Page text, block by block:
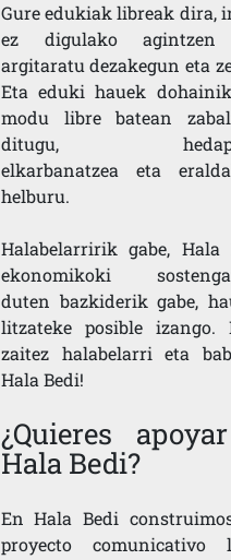
Gure edukiak libreak dira,
ez digulako agintzen
argitaratu dezakegun eta
Eta eduki hauek
modu libre batean
ditugu,
elkarbanatzea eta
helburu.
Halabelarririk gabe, Hala
ekonomikoki
duten bazkiderik gabe,
litzateke posible izango.
zaitez halabelarri eta
Hala Bedi!
¿Quieres
Hala Bedi?
En Hala Bedi
proyecto comunicativo